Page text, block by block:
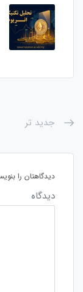
جدید تر
دیدگاهتان را
دیدگاه